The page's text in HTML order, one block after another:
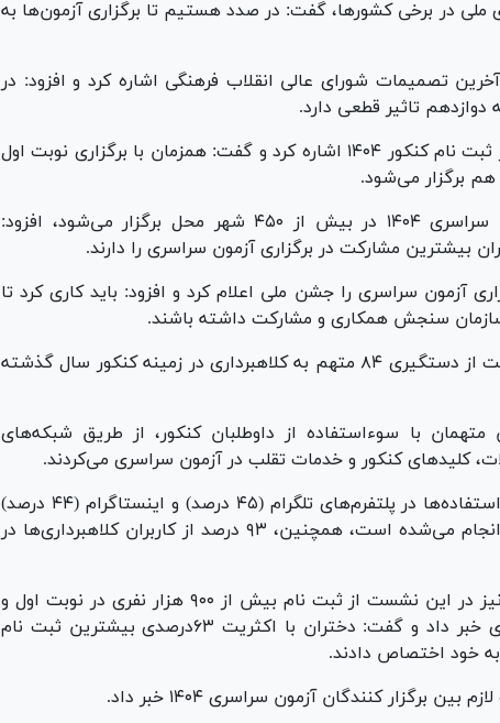
در برخی کشورها، گفت: در صدد هستیم تا برگزاری آزمون‌ها به
تصمیمات شورای عالی انقلاب فرهنگی اشاره کرد و افزود: در
وی به حضور ۶۳ درصدی حضور خانم‌ها در ثبت نام کنکور ۱۴۰۴ اشاره کرد و گفت: همزمان با برگزاری نوبت اول
هم برگزار می‌شود.
محمدی با اعلام اینکه نوبت اول آزمون سراسری ۱۴۰۴ در بیش از ۴۵۰ شهر محل برگزار می‌شود، افزود:
بیشترین مشارکت در برگزاری آزمون سراسری را دارند.
سراسری را جشن ملی اعلام کرد و افزود: باید کاری کرد تا
سازمان سنجش همکاری و مشارکت داشته باشند.
معاون اجرایی پلیس فتا هم در این نشست از دستگیری ۸۴ متهم به کلاهبرداری در زمینه کنکور سال گذشته
با سوءاستفاده از داوطلبان کنکور، از طریق شبکه‌های
کلید‌های کنکور و خدمات تقلب در آزمون سراسری می‌کردند.
سرهنگ ابراهیمی افزود: بیشتر این سوءاستفاده‌ها در پلتفرم‌های تلگرام (۴۵ درصد) و اینستاگرام (۴۴ درصد)
رخ داده است و مابقی در سایر سایت‌ها انجام می‌شده است، همچنین، ۹۳ درصد از کاربران کلاهبرداری‌ها در
معاون آزمون‌های سازمان سنجش کشور نیز در این نشست از ثبت نام بیش از ۹۰۰ هزار نفری در نوبت اول و
۸۰۰ هزار نفر در نوبت دوم آزمون سراسری خبر داد و گفت: دختران با اکثریت ۶۳درصدی بیشترین ثبت نام
خود اختصاص دادند.
کنندگان آزمون سراسری ۱۴۰۴ خبر داد.